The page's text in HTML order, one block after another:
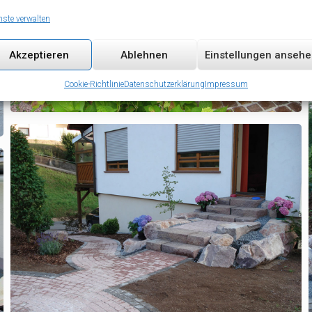
verwalten
Akzeptieren Ablehnen Einstellungen
Cookie-RichtlinieDatenschutzerklärung Impressum